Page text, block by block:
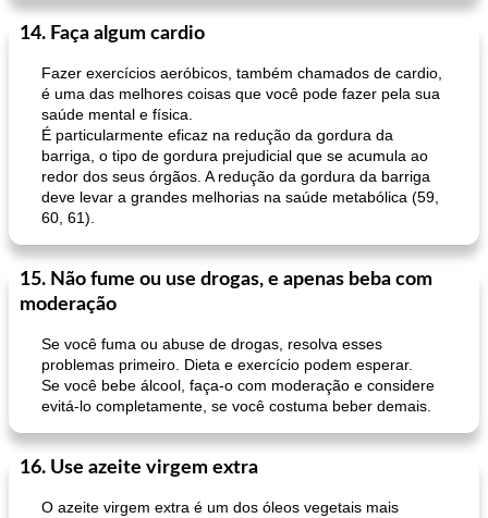
14. Faça algum cardio
Fazer exercícios aeróbicos, também chamados de cardio,
é uma das melhores coisas que você pode fazer pela sua
saúde mental e física.
É particularmente eficaz na redução da gordura da
barriga, o tipo de gordura prejudicial que se acumula ao
redor dos seus órgãos. A redução da gordura da barriga
deve levar a grandes melhorias na saúde metabólica (59,
60, 61).
15. Não fume ou use drogas, e apenas beba com
moderação
Se você fuma ou abuse de drogas, resolva esses
problemas primeiro. Dieta e exercício podem esperar.
Se você bebe álcool, faça-o com moderação e considere
evitá-lo completamente, se você costuma beber demais.
16. Use azeite virgem extra
O azeite virgem extra é um dos óleos vegetais mais